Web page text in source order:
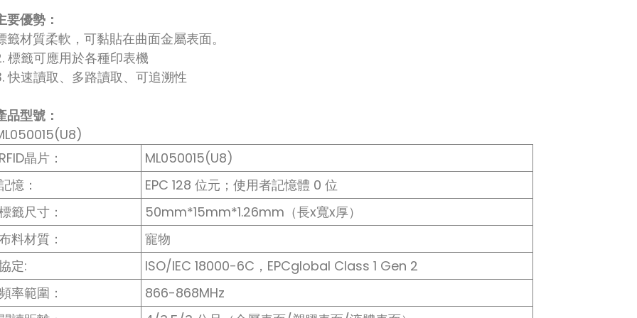
要優勢：
籤材質柔軟，可黏貼在曲面金屬表面。
標籤可應用於各種印表機
快速讀取、多路讀取、可追溯性
品型號：
RFID晶片：
ML050015(U8)
憶：
EPC 128 位元；使用者記憶體 0 位
籤尺寸：
50mm*15mm*1.26mm（長x寬x厚）
料材質：
寵物
定:
ISO/IEC 18000-6C，EPCglobal Class 1 Gen 2
率範圍：
866-868MHz